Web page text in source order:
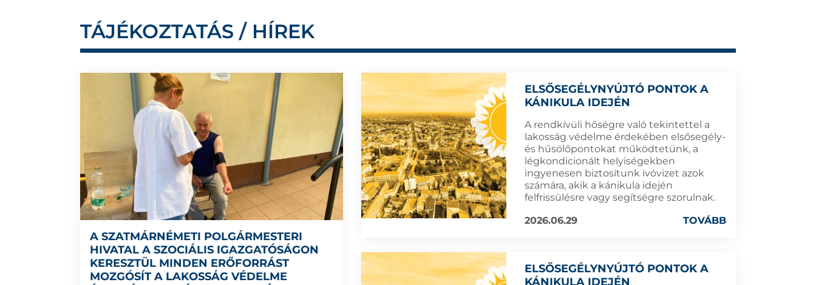
TÁJÉKOZTATÁS / HÍREK
A SZATMÁRNÉMETI POLGÁRMESTERI
HIVATAL A SZOCIÁLIS IGAZGATÓSÁGON
KERESZTÜL MINDEN ERŐFORRÁST
MOZGÓSÍT A LAKOSSÁG VÉDELME
ELSŐSEGÉLYNYÚJTÓ PONTOK A
KÁNIKULA IDEJÉN
A rendkívüli hőségre való tekintettel a
lakosság védelme érdekében elsősegély-
és hűsölőpontokat működtetünk, a
légkondicionált helyiségekben
ingyenesen biztosítunk ivóvizet azok
számára, akik a kánikula idején
felfrissülésre vagy segítségre szorulnak.
2026.06.29
TOVÁBB
ELSŐSEGÉLYNYÚJTÓ PONTOK A
KÁNIKULA IDEJÉN